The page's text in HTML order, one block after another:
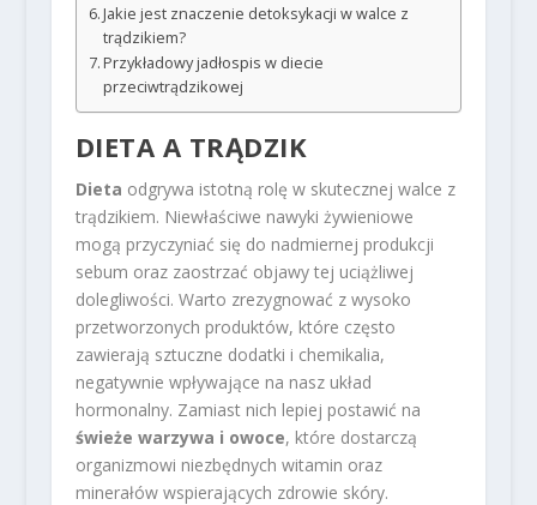
Jakie jest znaczenie detoksykacji w walce z
trądzikiem?
Przykładowy jadłospis w diecie
przeciwtrądzikowej
DIETA A TRĄDZIK
Dieta odgrywa istotną rolę w skutecznej walce z
trądzikiem. Niewłaściwe nawyki żywieniowe
mogą przyczyniać się do nadmiernej produkcji
sebum oraz zaostrzać objawy tej uciążliwej
dolegliwości. Warto zrezygnować z wysoko
przetworzonych produktów, które często
zawierają sztuczne dodatki i chemikalia,
negatywnie wpływające na nasz układ
hormonalny. Zamiast nich lepiej postawić na
świeże warzywa i owoce, które dostarczą
organizmowi niezbędnych witamin oraz
minerałów wspierających zdrowie skóry.